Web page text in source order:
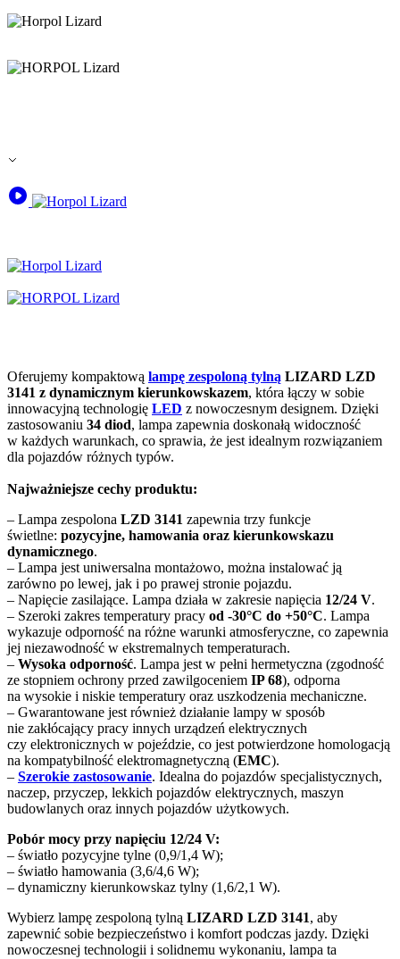
Oferujemy kompaktową lampę zespoloną tylną LIZARD LZD
3141 z dynamicznym kierunkowskazem, która łączy w sobie
innowacyjną technologię LED z nowoczesnym designem. Dzięki
zastosowaniu 34 diod, lampa zapewnia doskonałą widoczność
w każdych warunkach, co sprawia, że jest idealnym rozwiązaniem
dla pojazdów różnych typów.
Najważniejsze cechy produktu:
– Lampa zespolona LZD 3141 zapewnia trzy funkcje
świetlne: pozycyjne, hamowania oraz kierunkowskazu
dynamicznego.
– Lampa jest uniwersalna montażowo, można instalować ją
zarówno po lewej, jak i po prawej stronie pojazdu.
– Napięcie zasilające. Lampa działa w zakresie napięcia 12/24 V.
– Szeroki zakres temperatury pracy od -30°C do +50°C. Lampa
wykazuje odporność na różne warunki atmosferyczne, co zapewnia
jej niezawodność w ekstremalnych temperaturach.
– Wysoka odporność. Lampa jest w pełni hermetyczna (zgodność
ze stopniem ochrony przed zawilgoceniem IP 68), odporna
na wysokie i niskie temperatury oraz uszkodzenia mechaniczne.
– Gwarantowane jest również działanie lampy w sposób
nie zakłócający pracy innych urządzeń elektrycznych
czy elektronicznych w pojeździe, co jest potwierdzone homologacją
na kompatybilność elektromagnetyczną (EMC).
– Szerokie zastosowanie. Idealna do pojazdów specjalistycznych,
naczep, przyczep, lekkich pojazdów elektrycznych, maszyn
budowlanych oraz innych pojazdów użytkowych.
Pobór mocy przy napięciu 12/24 V:
– światło pozycyjne tylne (0,9/1,4 W);
– światło hamowania (3,6/4,6 W);
– dynamiczny kierunkowskaz tylny (1,6/2,1 W).
Wybierz lampę zespoloną tylną LIZARD LZD 3141, aby
zapewnić sobie bezpieczeństwo i komfort podczas jazdy. Dzięki
nowoczesnej technologii i solidnemu wykonaniu, lampa ta